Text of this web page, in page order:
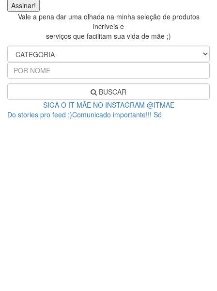
Vale a pena dar uma olhada na minha seleção de produtos
incríveis e
serviços que facilitam sua vida de mãe ;)
BUSCAR
SIGA O IT MÃE NO INSTAGRAM @ITMAE
Do stories pro feed ;)Comunicado importante!!! Só